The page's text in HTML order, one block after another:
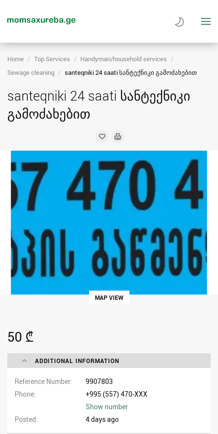
Home Top Services
Handyman/household services
Sewage cleaning
santeqniki 24 saati სანტექნიკი გამოძახებით
santeqniki 24 saati სანტექნიკი
გამოძახებით
MAP VIEW
50 ₾
ADDITIONAL INFORMATION
Reference Number
9907803
Phone
+995 (557) 470-XXX
Show number
Posted
4 days ago